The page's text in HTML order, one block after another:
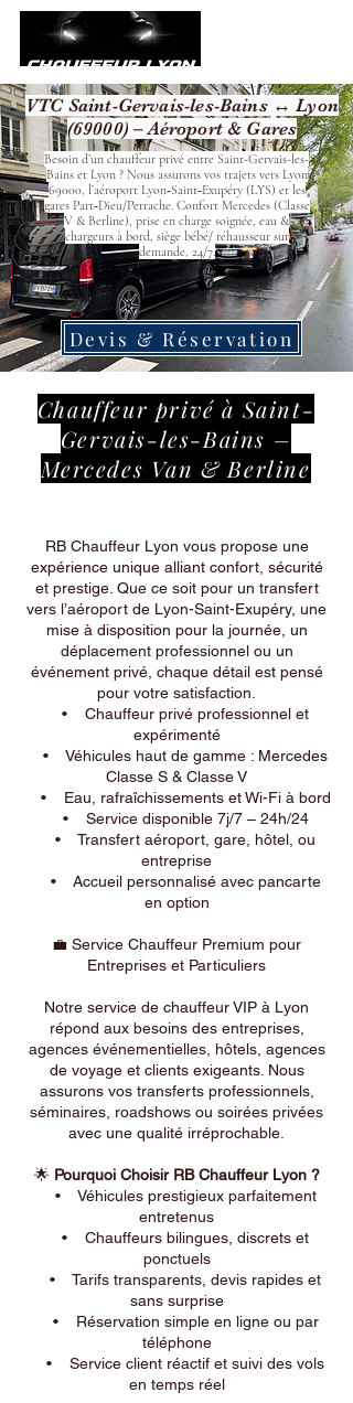
VTC Saint-Gervais-les-Bains ↔ Lyon
(69000) – Aéroport & Gares
Besoin d’un chauffeur privé entre Saint-Gervais-les-
Bains et Lyon ? Nous assurons vos trajets vers Lyon
69000, l’aéroport Lyon‑Saint‑Exupéry (LYS) et les
gares Part‑Dieu/Perrache. Confort Mercedes (Classe
V & Berline), prise en charge soignée, eau &
chargeurs à bord, siège bébé/ réhausseur sur
demande, 24/7.
Devis & Réservation
Chauffeur privé à Saint-
Gervais-les-Bains –
Mercedes Van & Berline
RB Chauffeur Lyon vous propose une
expérience unique alliant confort, sécurité
et prestige. Que ce soit pour un transfert
vers l’aéroport de Lyon-Saint-Exupéry, une
mise à disposition pour la journée, un
déplacement professionnel ou un
événement privé, chaque détail est pensé
pour votre satisfaction.
• Chauffeur privé professionnel et
expérimenté
• Véhicules haut de gamme : Mercedes
Classe S & Classe V
• Eau, rafraîchissements et Wi-Fi à bord
• Service disponible 7j/7 – 24h/24
• Transfert aéroport, gare, hôtel, ou
entreprise
• Accueil personnalisé avec pancarte
en option
💼 Service Chauffeur Premium pour
Entreprises et Particuliers
Notre service de chauffeur VIP à Lyon
répond aux besoins des entreprises,
agences événementielles, hôtels, agences
de voyage et clients exigeants. Nous
assurons vos transferts professionnels,
séminaires, roadshows ou soirées privées
avec une qualité irréprochable.
🌟 Pourquoi Choisir RB Chauffeur Lyon ?
• Véhicules prestigieux parfaitement
entretenus
• Chauffeurs bilingues, discrets et
ponctuels
• Tarifs transparents, devis rapides et
sans surprise
• Réservation simple en ligne ou par
téléphone
• Service client réactif et suivi des vols
en temps réel